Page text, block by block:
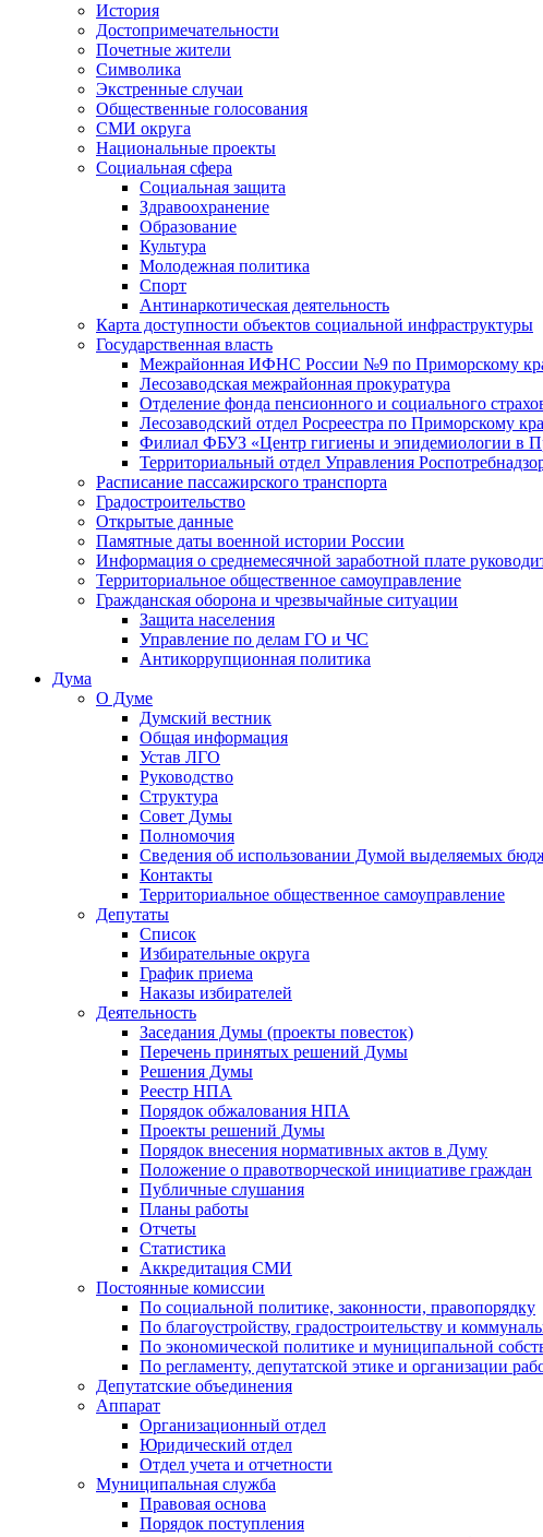
История
Достопримечательности
Почетные жители
Символика
Экстренные случаи
Общественные голосования
СМИ округа
Национальные проекты
Социальная сфера
Социальная защита
Здравоохранение
Образование
Культура
Молодежная политика
Спорт
Антинаркотическая деятельность
Карта доступности объектов социальной инфраструктуры
Государственная власть
Межрайонная ИФНС России №9 по Приморскому
Лесозаводская межрайонная прокуратура
Отделение фонда пенсионного и социального
Лесозаводский отдел Росреестра по Приморскому
Филиал ФБУЗ «Центр гигиены и эпидемиологии в
Территориальный отдел Управления
Расписание пассажирского транспорта
Градостроительство
Открытые данные
Памятные даты военной истории России
Информация о среднемесячной заработной плате
Территориальное общественное самоуправление
Гражданская оборона и чрезвычайные ситуации
Защита населения
Управление по делам ГО и ЧС
Антикоррупционная политика
Дума
О Думе
Думский вестник
Общая информация
Устав ЛГО
Руководство
Структура
Совет Думы
Полномочия
Сведения об использовании Думой выделяемых
Контакты
Территориальное общественное самоуправление
Депутаты
Список
Избирательные округа
График приема
Наказы избирателей
Деятельность
Заседания Думы (проекты повесток)
Перечень принятых решений Думы
Решения Думы
Реестр НПА
Порядок обжалования НПА
Проекты решений Думы
Порядок внесения нормативных актов в Думу
Положение о правотворческой инициативе граждан
Публичные слушания
Планы работы
Отчеты
Статистика
Аккредитация СМИ
Постоянные комиссии
По социальной политике, законности, правопорядку
По благоустройству, градостроительству и
По экономической политике и муниципальной
По регламенту, депутатской этике и организации
Депутатские объединения
Аппарат
Организационный отдел
Юридический отдел
Отдел учета и отчетности
Муниципальная служба
Правовая основа
Порядок поступления